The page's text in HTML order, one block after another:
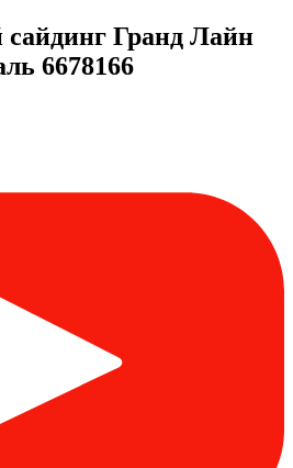
Гранд Лайн
6678166